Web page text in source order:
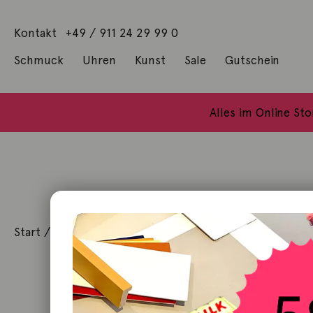
Kontakt +49 / 911 24 29 99 0
Schmuck Uhren Kunst Sale Gutschein
Alles im Online
Start / Schmuck Armschmuck/ Diamantarmband Air